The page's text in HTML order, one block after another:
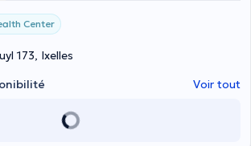
Center
173, Ixelles
Voir tout